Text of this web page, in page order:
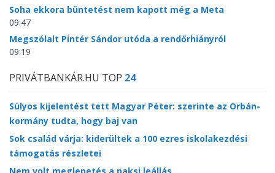
Soha ekkora büntetést nem kapott még a Meta
09:47
Megszólalt Pintér Sándor utóda a rendőrhiányról
09:19
PRIVÁTBANKÁR.HU TOP 24
Súlyos kijelentést tett Magyar Péter: szerinte az Orbán-
kormány tudta, hogy baj van
Sok család várja: kiderültek a 100 ezres iskolakezdési
támogatás részletei